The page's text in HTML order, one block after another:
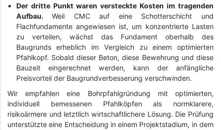
Der dritte Punkt waren versteckte Kosten im tragenden
Aufbau.Weil CMC auf eine Schotterschicht und
Flachfundamente angewiesen ist, um konzentrierte Lasten
zu verteilen, wächst das Fundament oberhalb des
Baugrunds erheblich im Vergleich zu einem optimierten
Pfahlkopf. Sobald dieser Beton, diese Bewehrung und diese
Bauzeit eingerechnet werden, kann der anfängliche
Preisvorteil der Baugrundverbesserung verschwinden.
Wir empfahlen eine Bohrpfahlgründung mit optimierten,
individuell bemessenen Pfahlköpfen als normklarere,
risikoärmere und letztlich wirtschaftlichere Lösung. Die Prüfung
unterstützte eine Entscheidung in einem Projektstadium, in dem